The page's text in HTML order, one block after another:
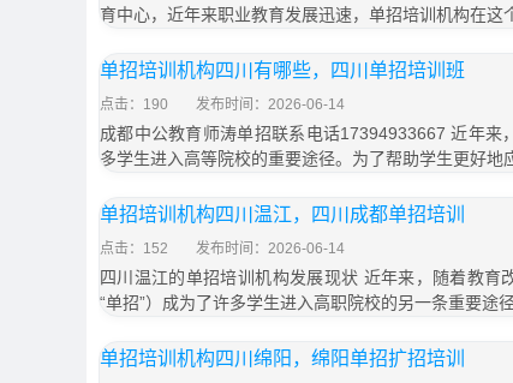
育中心，近年来职业教育发展迅速，单招培训机构在这
单招培训机构四川有哪些，四川单招培训班
点击：190 发布时间：2026-06-14
成都中公教育师涛单招联系电话17394933667 近年来
多学生进入高等院校的重要途径。为了帮助学生更好地
单招培训机构四川温江，四川成都单招培训
点击：152 发布时间：2026-06-14
四川温江的单招培训机构发展现状 近年来，随着教育
“单招”）成为了许多学生进入高职院校的另一条重要途
单招培训机构四川绵阳，绵阳单招扩招培训